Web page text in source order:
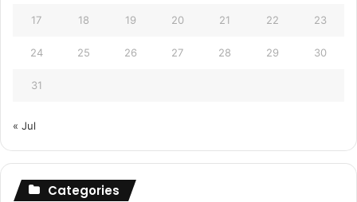
17 18 19 20 21 22 23
24 25 26 27 28 29 30
31
« Jul
Categories